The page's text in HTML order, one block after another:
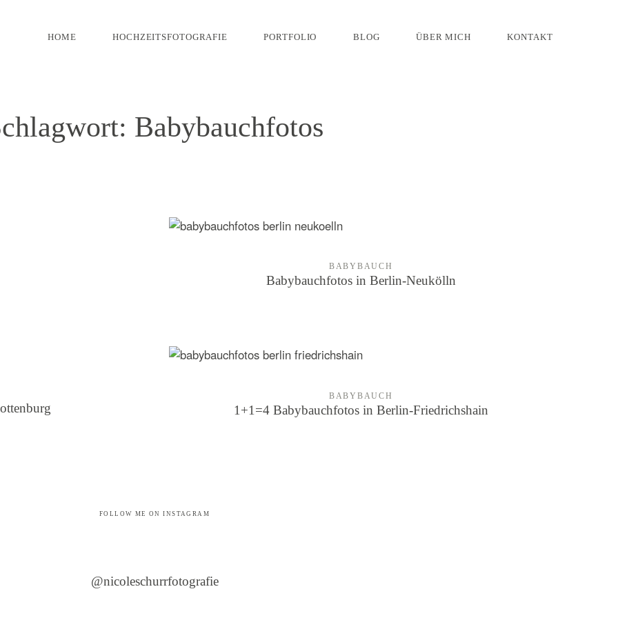
HOME HOCHZEITSFOTOGRAFIE PORTFOLIO BLOG ÜBER MICH KONTAKT
Babybauchfotos
BABYBAUCH
Babybauchfotos in Berlin-Neukölln
BABYBAUCH
1+1=4 Babybauchfotos in Berlin-Friedrichshain
FOLLOW ME ON INSTAGRAM
@nicoleschurrfotografie